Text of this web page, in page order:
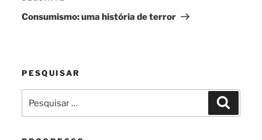
seguinte
Consumismo: uma história de terror
PESQUISAR
por: